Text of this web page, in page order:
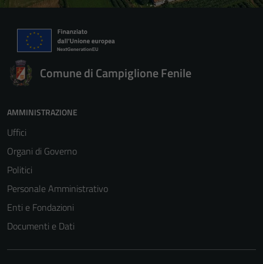
Comune di Campiglione Fenile
AMMINISTRAZIONE
Uffici
Organi di Governo
Politici
Personale Amministrativo
Enti e Fondazioni
Documenti e Dati